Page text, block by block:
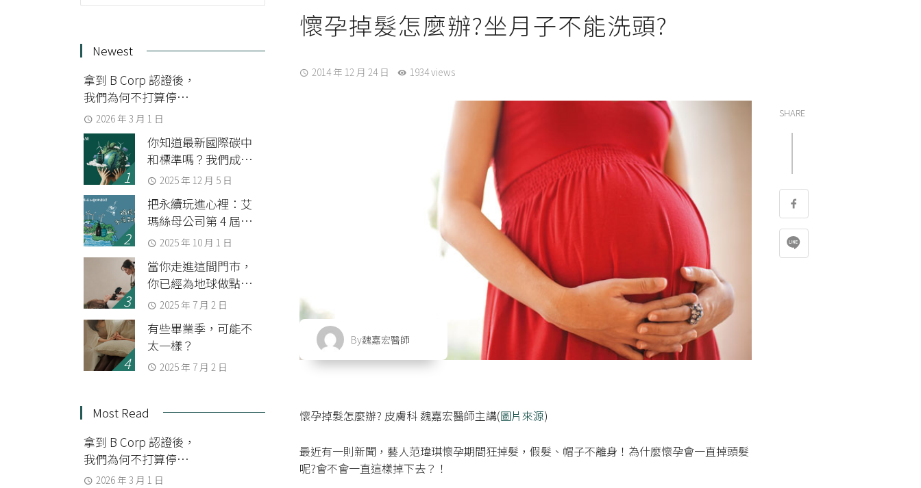
懷孕掉髮怎麼辦?坐月子不能洗頭?
2014 年 12 月 24 日 1934 views
SHARE
By魏嘉宏醫師
懷孕掉髮怎麼辦? 皮膚科 魏嘉宏醫師主講(圖片來源)
最近有一則新聞，藝人范瑋琪懷孕期間狂掉髮，假髮、帽子不離身！為什麼懷孕會一直掉頭髮
呢?會不會一直這樣掉下去？！
Newest
拿到 B Corp 認證後，
我們為何不打算停下
來？2026 年 3 月 1 日
你知道最新國際碳中
和標準嗎？我們成為
第一家通過 BSI 查證
牌
2025 年 12 月 5 日
把永續玩進心裡：艾
瑪絲母公司第 4 屆
SDGs 永續共識運動會
2025 年 10 月 1 日
當你走進這間門市，
你已經為地球做點事
了 2025 年 7 月 2 日
有些畢業季，可能不
太一樣？
2025 年 7 月 2 日
Most Read
拿到 B Corp 認證後，
我們為何不打算停下
來？2026 年 3 月 1 日